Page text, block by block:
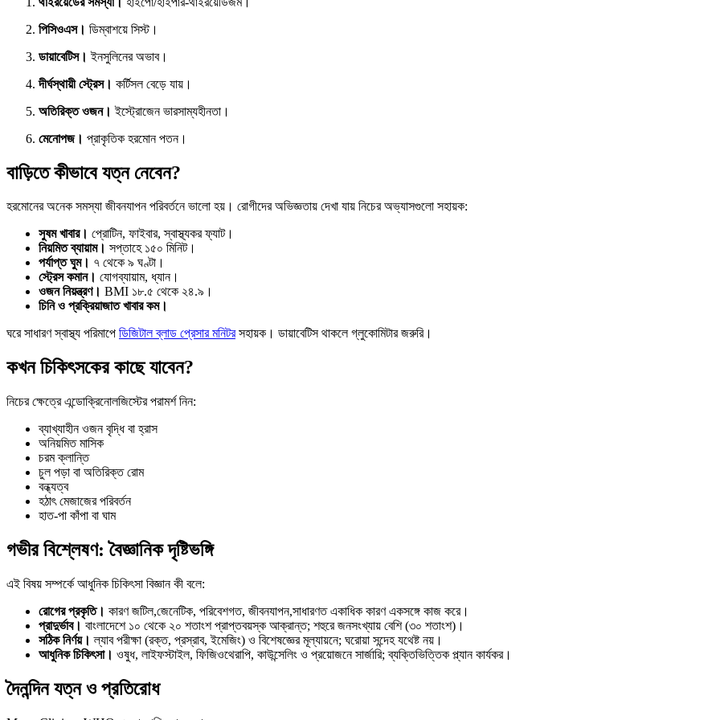
পিসিওএস। ডিম্বাশয়ে সিস্ট।
ডায়াবেটিস। ইনসুলিনের অভাব।
দীর্ঘস্থায়ী স্ট্রেস। কর্টিসল বেড়ে যায়।
অতিরিক্ত ওজন। ইস্ট্রোজেন ভারসাম্যহীনতা।
মেনোপজ। প্রাকৃতিক হরমোন পতন।
বাড়িতে কীভাবে যত্ন নেবেন?
হরমোনের অনেক সমস্যা জীবনযাপন পরিবর্তনে ভালো হয়। রোগীদের অভিজ্ঞতায় দেখা যায় নিচের অভ্যাসগুলো সহায়ক:
সুষম খাবার। প্রোটিন, ফাইবার, স্বাস্থ্যকর ফ্যাট।
নিয়মিত ব্যায়াম। সপ্তাহে ১৫০ মিনিট।
পর্যাপ্ত ঘুম। ৭ থেকে ৯ ঘণ্টা।
স্ট্রেস কমান। যোগব্যায়াম, ধ্যান।
ওজন নিয়ন্ত্রণ। BMI ১৮.৫ থেকে ২৪.৯।
চিনি ও প্রক্রিয়াজাত খাবার কম।
ঘরে সাধারণ স্বাস্থ্য পরিমাপে ডিজিটাল ব্লাড প্রেসার মনিটরসহায়ক। ডায়াবেটিস থাকলে গ্লুকোমিটার জরুরি।
কখন চিকিৎসকের কাছে যাবেন?
নিচের ক্ষেত্রে এন্ডোক্রিনোলজিস্টের পরামর্শ নিন:
ব্যাখ্যাহীন ওজন বৃদ্ধি বা হ্রাস
অনিয়মিত মাসিক
চরম ক্লান্তি
চুল পড়া বা অতিরিক্ত রোম
বন্ধ্যত্ব
হঠাৎ মেজাজের পরিবর্তন
হাত-পা কাঁপা বা ঘাম
গভীর বিশ্লেষণ: বৈজ্ঞানিক দৃষ্টিভঙ্গি
এই বিষয় সম্পর্কে আধুনিক চিকিৎসা বিজ্ঞান কী বলে:
রোগের প্রকৃতি। কারণ জটিল,জেনেটিক, পরিবেশগত, জীবনযাপন,সাধারণত একাধিক কারণ একসঙ্গে কাজ করে।
প্রাদুর্ভাব। বাংলাদেশে ১০ থেকে ২০ শতাংশ প্রাপ্তবয়স্ক আক্রান্ত; শহুরে জনসংখ্যায় বেশি (৩০ শতাংশ)।
সঠিক নির্ণয়। ল্যাব পরীক্ষা (রক্ত, প্রস্রাব, ইমেজিং) ও বিশেষজ্ঞের মূল্যায়নে; ঘরোয়া সন্দেহ যথেষ্ট নয়।
আধুনিক চিকিৎসা। ওষুধ, লাইফস্টাইল, ফিজিওথেরাপি, কাউন্সেলিং ও প্রয়োজনে সার্জারি; ব্যক্তিভিত্তিক প্ল্যান কার্যকর।
দৈনন্দিন যত্ন ও প্রতিরোধ